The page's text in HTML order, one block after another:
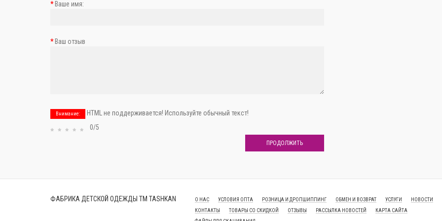
Ваше имя:
Ваш отзыв
Внимание:
HTML не поддерживается! Используйте обычный текст!
0/5
ПРОДОЛЖИТЬ
ФАБРИКА ДЕТСКОЙ ОДЕЖДЫ ТМ TASHKAN О НАС УСЛОВИЯ ОПТА РОЗНИЦА И ДРОПШИППИНГ ОБМЕН И ВОЗВРАТ УСЛУГИ НОВОСТИ
КОНТАКТЫ
ТОВАРЫ СО СКИДКОЙ ОТЗЫВЫ РАССЫЛКА НОВОСТЕЙ
КАРТА САЙТА